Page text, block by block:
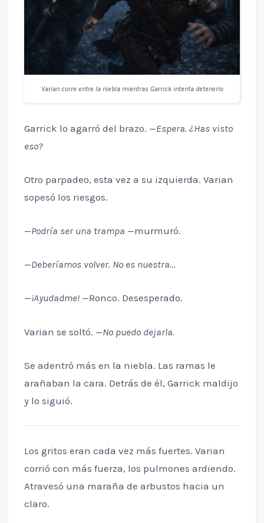
Varian corre entre la niebla mientras Garrick intenta detenerlo
Garrick lo agarró del brazo. —Espera. ¿Has visto
eso?
Otro parpadeo, esta vez a su izquierda. Varian
sopesó los riesgos.
—Podría ser una trampa —murmuró.
—Deberíamos volver. No es nuestra…
—¡Ayudadme!—Ronco. Desesperado.
Varian se soltó. —No puedo dejarla.
Se adentró más en la niebla. Las ramas le
arañaban la cara. Detrás de él, Garrick maldijo
y lo siguió.
Los gritos eran cada vez más fuertes. Varian
corrió con más fuerza, los pulmones ardiendo.
Atravesó una maraña de arbustos hacia un
claro.